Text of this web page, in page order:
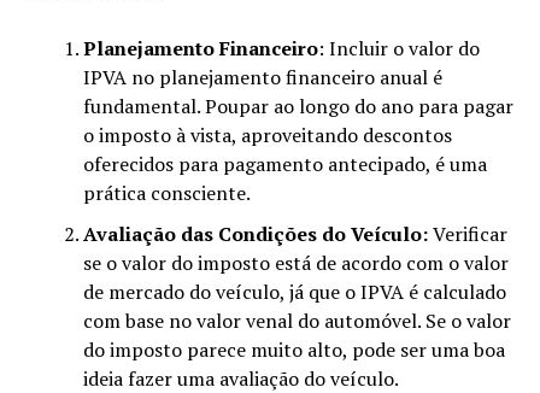
Planejamento Financeiro: Incluir o valor do
IPVA no planejamento financeiro anual é
fundamental. Poupar ao longo do ano para pagar
o imposto à vista, aproveitando descontos
oferecidos para pagamento antecipado, é uma
prática consciente.
Avaliação das Condições do Veículo:Verificar
se o valor do imposto está de acordo com o valor
de mercado do veículo, já que o IPVA é calculado
com base no valor venal do automóvel. Se o valor
do imposto parece muito alto, pode ser uma boa
ideia fazer uma avaliação do veículo.